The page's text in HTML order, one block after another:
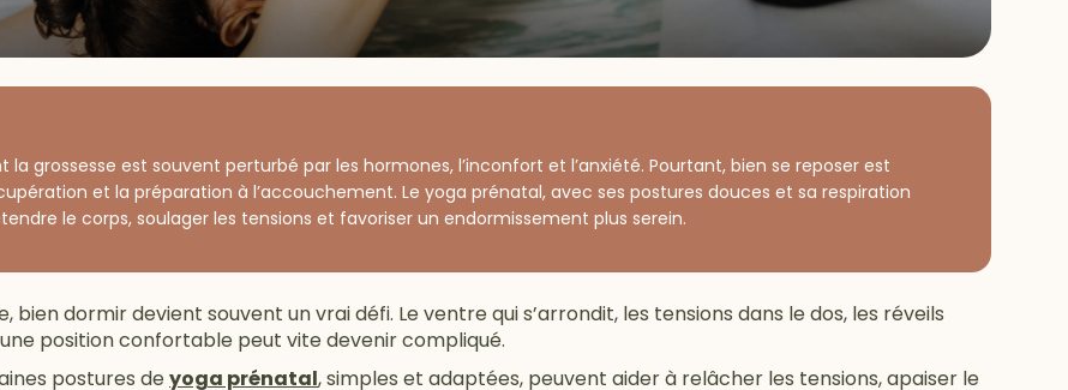
la grossesse est souvent perturbé par les hormones, l’inconfort et l’anxiété. Pourtant, bien se reposer est
et la préparation à l’accouchement. Le yoga prénatal, avec ses postures douces et sa respiration
le corps, soulager les tensions et favoriser un endormissement plus serein.
bien dormir devient souvent un vrai défi. Le ventre qui s’arrondit, les tensions dans le dos, les réveils
position confortable peut vite devenir compliqué.
postures deyoga prénatal, simples et adaptées, peuvent aider à relâcher les tensions, apaiser le